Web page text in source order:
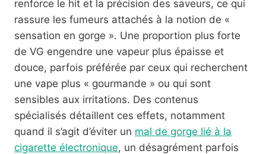
renforce le hit et la précision des saveurs, ce qui
rassure les fumeurs attachés à la notion de «
sensation en gorge ». Une proportion plus forte
de VG engendre une vapeur plus épaisse et
douce, parfois préférée par ceux qui recherchent
une vape plus « gourmande » ou qui sont
sensibles aux irritations. Des contenus
spécialisés détaillent ces effets, notamment
quand il s’agit d’éviter un mal de gorge lié à la
cigarette électronique, un désagrément parfois